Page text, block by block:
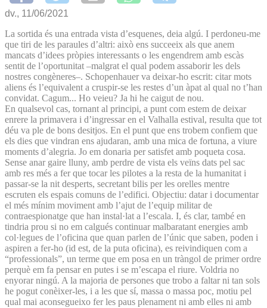
dv., 11/06/2021
La sortida és una entrada vista d’esquenes, deia algú. I perdoneu-me
que tiri de les paraules d’altri: això ens succeeix als que anem
mancats d’idees pròpies interessants o les engendrem amb escàs
sentit de l’oportunitat –malgrat el qual podem assaborir les dels
nostres congèneres–. Schopenhauer va deixar-ho escrit: citar mots
aliens és l’equivalent a cruspir-se les restes d’un àpat al qual no t’han
convidat. Cagum... Ho veieu? Ja hi he caigut de nou.
En qualsevol cas, tornant al principi, a punt com estem de deixar
enrere la primavera i d’ingressar en el Valhalla estival, resulta que tot
déu va ple de bons desitjos. En el punt que ens trobem confiem que
els dies que vindran ens ajudaran, amb una mica de fortuna, a viure
moments d’alegria. Jo em donaria per satisfet amb poqueta cosa.
Sense anar gaire lluny, amb perdre de vista els veïns dats pel sac
amb res més a fer que tocar les pilotes a la resta de la humanitat i
passar-se la nit desperts, secretant bilis per les orelles mentre
escruten els espais comuns de l’edifici. Objectiu: datar i documentar
el més mínim moviment amb l’ajut de l’equip militar de
contraespionatge que han instal·lat a l’escala. I, és clar, també en
tindria prou si no em calgués continuar malbaratant energies amb
col·legues de l’oficina que quan parlen de l’únic que saben, poden i
aspiren a fer-ho (id est, de la puta oficina), es reivindiquen com a
“professionals”, un terme que em posa en un tràngol de primer ordre
perquè em fa pensar en putes i se m’escapa el riure. Voldria no
enyorar ningú. A la majoria de persones que trobo a faltar ni tan sols
he pogut conèixer-les, i a les que sí, massa o massa poc, motiu pel
qual mai aconsegueixo fer les paus plenament ni amb elles ni amb